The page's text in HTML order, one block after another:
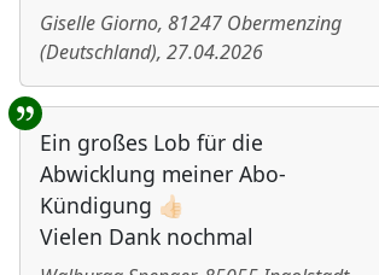
Giselle Giorno, 81247 Obermenzing
(Deutschland), 27.04.2026
Ein großes Lob für die
Abwicklung meiner Abo-
Kündigung 👍🏻
Vielen Dank nochmal